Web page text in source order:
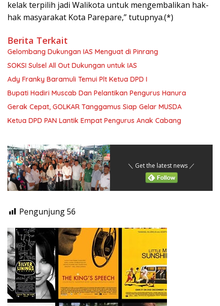
kelak terpilih jadi Walikota untuk mengembalikan hak-
hak masyarakat Kota Parepare,” tutupnya.(*)
Berita Terkait
Gelombang Dukungan IAS Menguat di Pinrang
SOKSI Sulsel All Out Dukungan untuk IAS
Ady Franky Baramuli Temui Plt Ketua DPD I
Bupati Hadiri Muscab Dan Pelantikan Pengurus Hanura
Gerak Cepat, GOLKAR Tanggamus Siap Gelar MUSDA
Ketua DPD PAN Lantik Empat Pengurus Anak Cabang
＼ Get the latest news ／
Pengunjung56